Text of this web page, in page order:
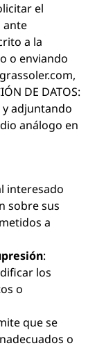
el
ante
a la
o enviando
,
DE DATOS:
y adjuntando
análogo en
interesado
sobre sus
a
:
los
o
que se
o